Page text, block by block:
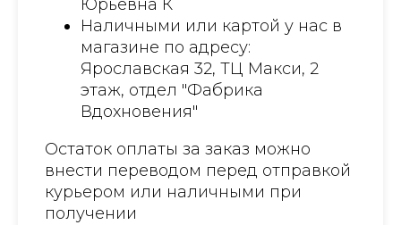
Юрьевна К
Наличными или картой у нас в
магазине по адресу:
Ярославская 32, ТЦ Макси, 2
этаж, отдел "Фабрика
Вдохновения"
Остаток оплаты за заказ можно
внести переводом перед отправкой
курьером или наличными при
получении